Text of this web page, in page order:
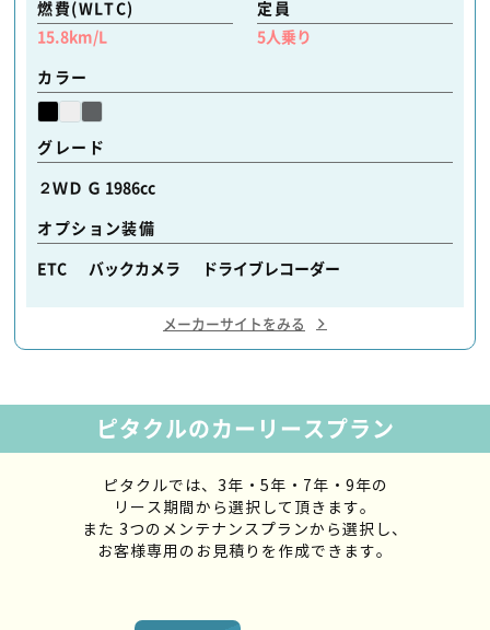
燃費(WLTC)
15.8 km/L
定員
5人乗り
カラー
グレード
２ＷＤ Ｇ 1986cc
オプション装備
ETC バックカメラ ドライブレコーダー
メーカーサイトをみる
ピタクルのカーリースプラン
ピタクルでは、3年・5年・7年・9年の
リース期間から選択して頂きます。
また 3つのメンテナンスプランから選択し、
お客様専用のお見積りを作成できます。